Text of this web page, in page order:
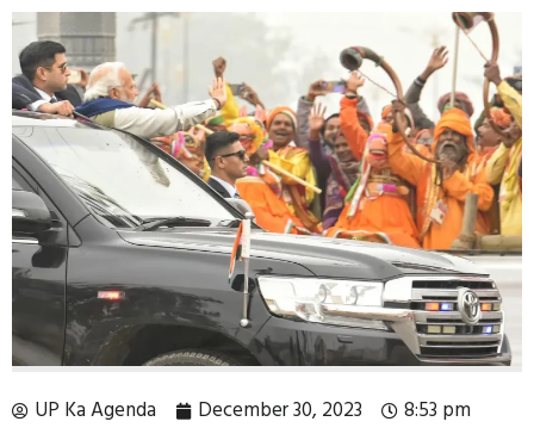
UP Ka Agenda December 30, 2023 8:53 pm